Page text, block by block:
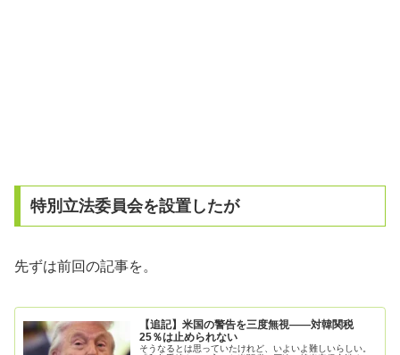
特別立法委員会を設置したが
先ずは前回の記事を。
【追記】米国の警告を三度無視――対韓関税
25％は止められない
そうなるとは思っていたけれど、いよいよ難しいらしい。